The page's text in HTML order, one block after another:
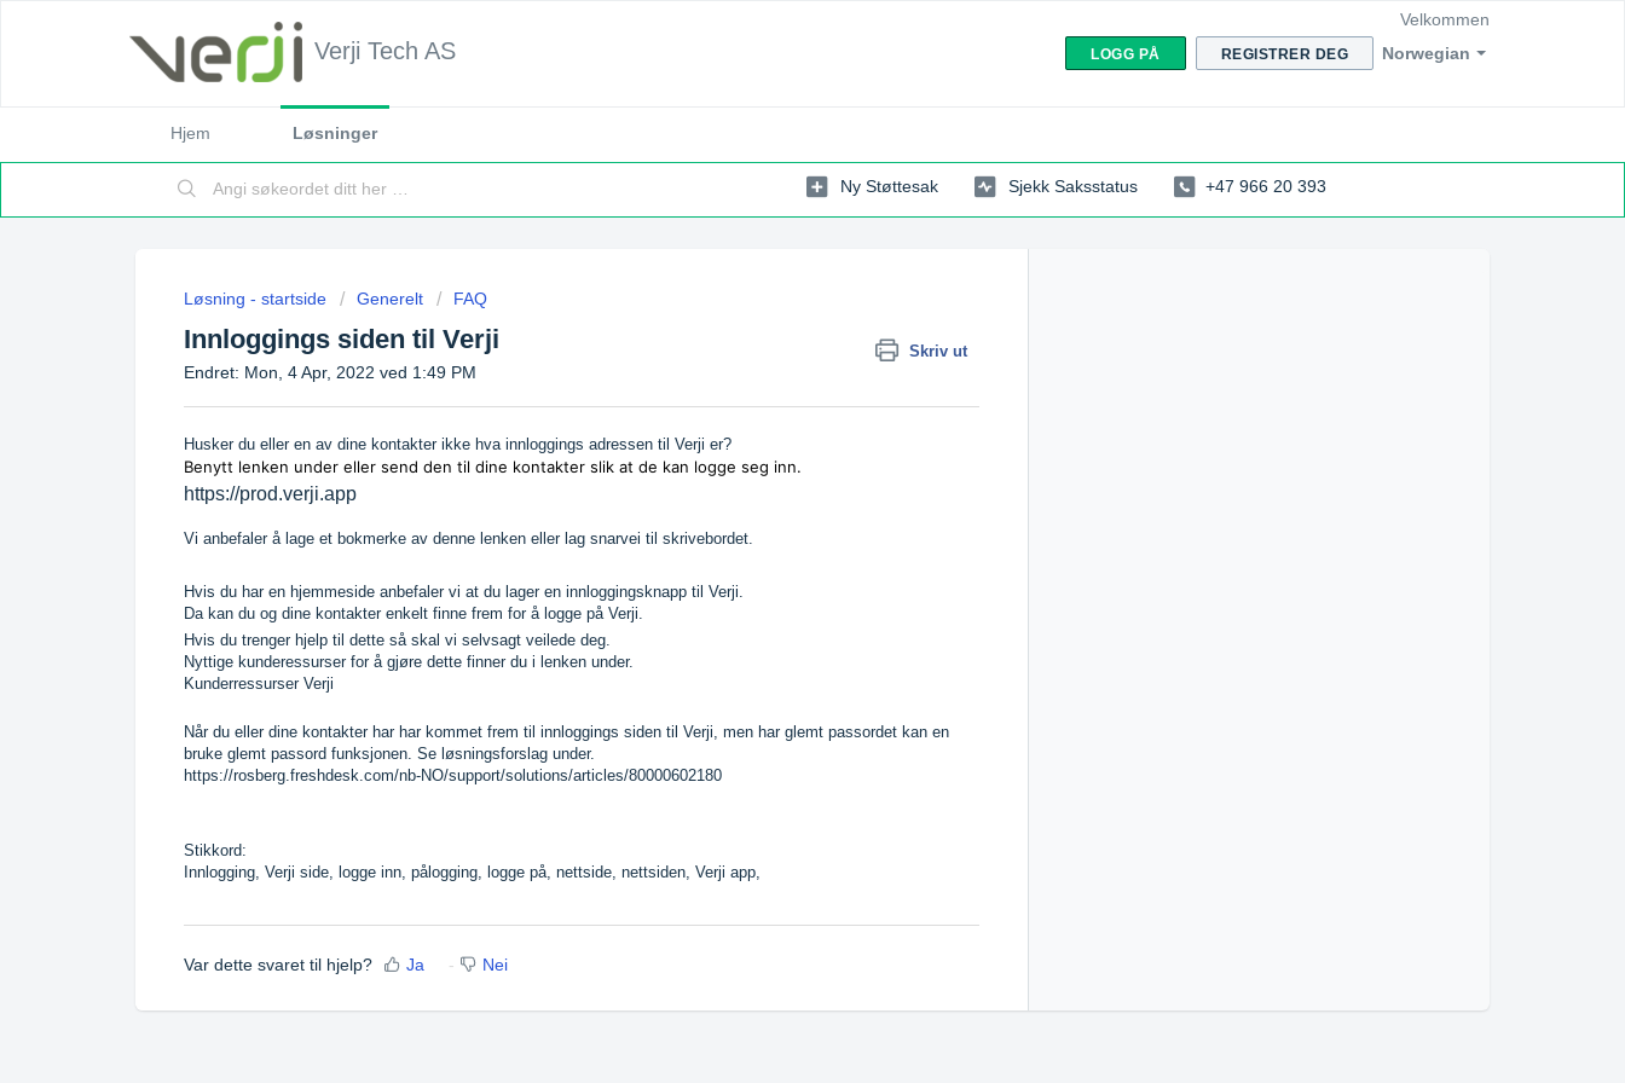
Verji Tech AS Norwegian
Velkommen
LOGG PÅ REGISTRER DEG
Hjem Løsninger
Ny Støttesak Sjekk Saksstatus +47 966 20 393
Løsning - startside Generelt FAQ
Innloggings siden til Verji Skriv ut
Endret: Mon, 4 Apr, 2022 ved 1:49 PM
Husker du eller en av dine kontakter ikke hva innloggings adressen til Verji er?
Benytt lenken under eller send den til dine kontakter slik at de kan logge seg inn.
https://prod.verji.app
Vi anbefaler å lage et bokmerke av denne lenken eller lag snarvei til skrivebordet.
Hvis du har en hjemmeside anbefaler vi at du lager en innloggingsknapp til Verji.
Da kan du og dine kontakter enkelt finne frem for å logge på Verji.
Hvis du trenger hjelp til dette så skal vi selvsagt veilede deg.
Nyttige kunderessurser for å gjøre dette finner du i lenken under.
Kunderressurser Verji
Når du eller dine kontakter har har kommet frem til innloggings siden til Verji, men har glemt passordet kan en
bruke glemt passord funksjonen. Se løsningsforslag under.
https://rosberg.freshdesk.com/nb-NO/support/solutions/articles/80000602180
Stikkord:
Innlogging, Verji side, logge inn, pålogging, logge på, nettside, nettsiden, Verji app,
Var dette svaret til hjelp? Ja Nei